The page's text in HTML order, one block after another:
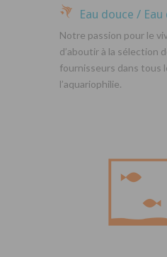
Eau douce /
Notre passion pour le
d’aboutir à la sélection
fournisseurs dans tous
l’aquariophilie.